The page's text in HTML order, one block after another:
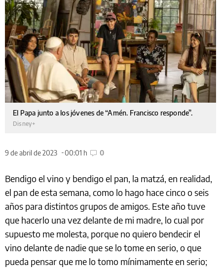
El Papa junto a los jóvenes de “Amén. Francisco responde”.
Disney+
9 de abril de 2023 00:01 h 0
Bendigo el vino y bendigo el pan, la matzá, en realidad,
el pan de esta semana, como lo hago hace cinco o seis
años para distintos grupos de amigos. Este año tuve
que hacerlo una vez delante de mi madre, lo cual por
supuesto me molesta, porque no quiero bendecir el
vino delante de nadie que se lo tome en serio, o que
pueda pensar que me lo tomo mínimamente en serio;